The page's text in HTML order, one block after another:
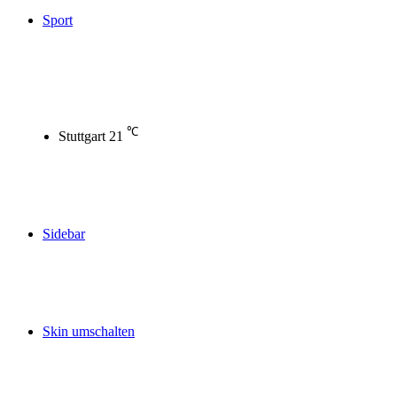
Sport
Stuttgart 21 ℃
Sidebar
Skin umschalten